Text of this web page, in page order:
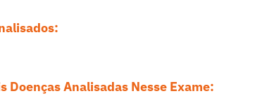
Doenças Analisadas Nesse Exame: